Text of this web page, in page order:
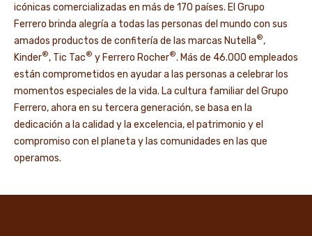
icónicas comercializadas en más de 170 países. El Grupo
Ferrero brinda alegría a todas las personas del mundo con sus
amados productos de confitería de las marcas Nutella®,
Kinder®, Tic Tac® y Ferrero Rocher®. Más de 46.000 empleados
están comprometidos en ayudar a las personas a celebrar los
momentos especiales de la vida. La cultura familiar del Grupo
Ferrero, ahora en su tercera generación, se basa en la
dedicación a la calidad y la excelencia, el patrimonio y el
compromiso con el planeta y las comunidades en las que
operamos.